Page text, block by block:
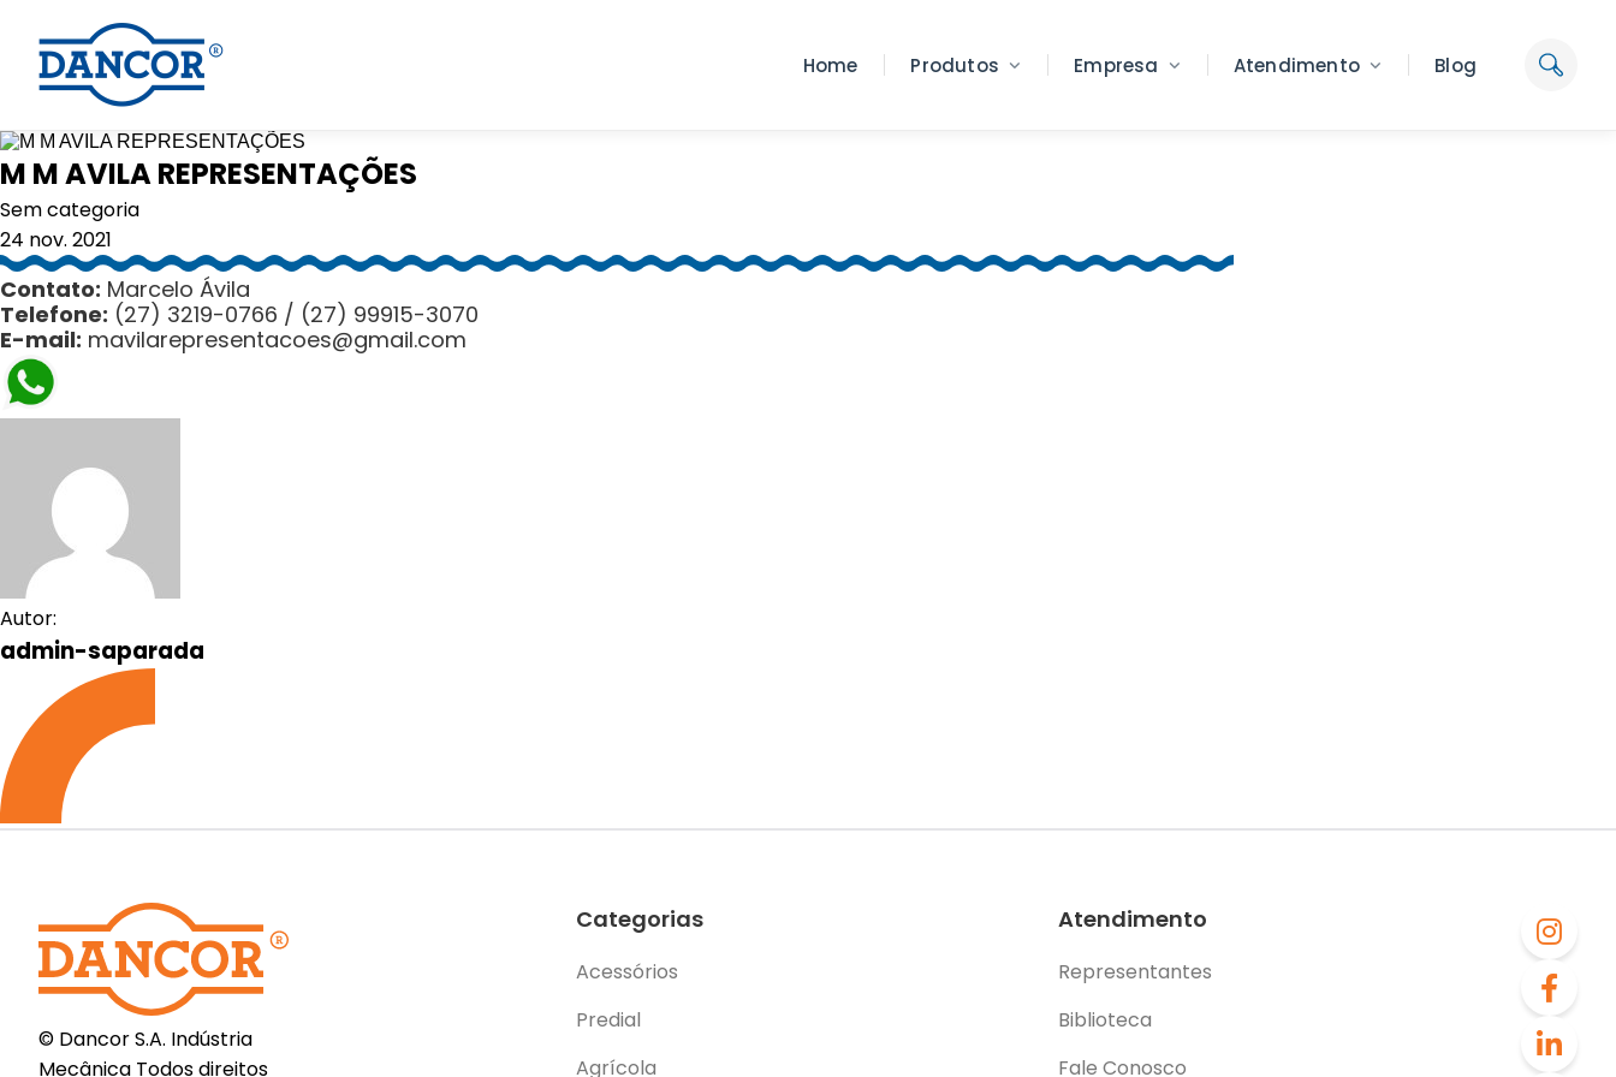
Home Produtos Empresa Atendimento Blog
M M AVILA REPRESENTAÇÕES
Sem categoria
24 nov. 2021
Contato: Marcelo Ávila
Telefone: (27) 3219-0766 / (27) 99915-3070
E-mail: mavilarepresentacoes@gmail.com
Autor:
admin-saparada
© Dancor S.A. Indústria
Mecânica Todos direitos
Categorias
Acessórios
Predial
Agrícola
Atendimento
Representantes
Biblioteca
Fale Conosco